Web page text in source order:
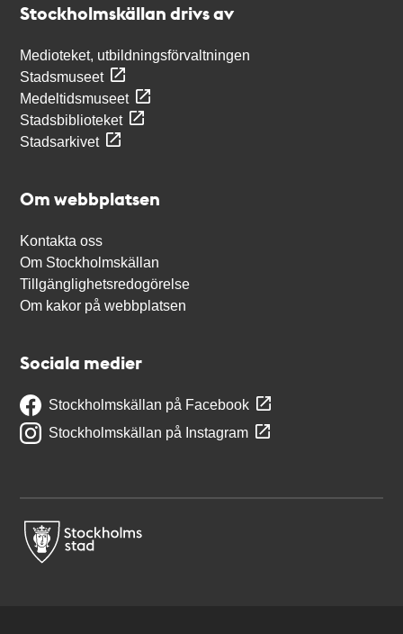
Stockholmskällan drivs av
Medioteket, utbildningsförvaltningen
Stadsmuseet
Medeltidsmuseet
Stadsbiblioteket
Stadsarkivet
Om webbplatsen
Kontakta oss
Om Stockholmskällan
Tillgänglighetsredogörelse
Om kakor på webbplatsen
Sociala medier
Stockholmskällan på Facebook
Stockholmskällan på Instagram